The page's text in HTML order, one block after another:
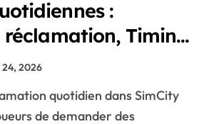
:
réclamation, Timing
Gestion des
24, 2026
de demander des